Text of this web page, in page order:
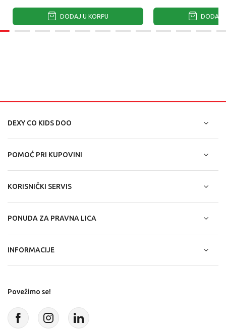
DODAJ U KORPU DODAJ
DEXY CO KIDS DOO
POMOĆ PRI KUPOVINI
KORISNIČKI SERVIS
PONUDA ZA PRAVNA LICA
INFORMACIJE
Povežimo se!